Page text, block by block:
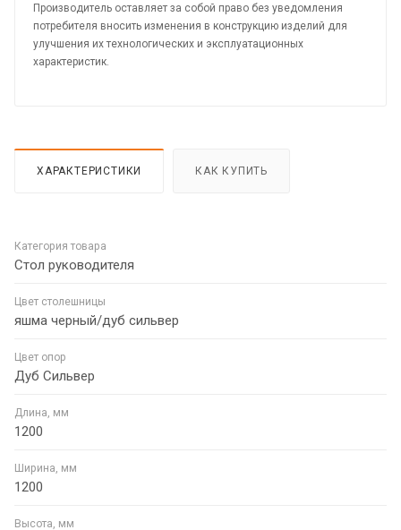
Производитель оставляет за собой право без уведомления
потребителя вносить изменения в конструкцию изделий для
улучшения их технологических и эксплуатационных
характеристик.
ХАРАКТЕРИСТИКИ КАК КУПИТЬ
Категория товара
Стол руководителя
Цвет столешницы
яшма черный/дуб сильвер
Цвет опор
Дуб Сильвер
Длина, мм
1200
Ширина, мм
1200
Высота, мм